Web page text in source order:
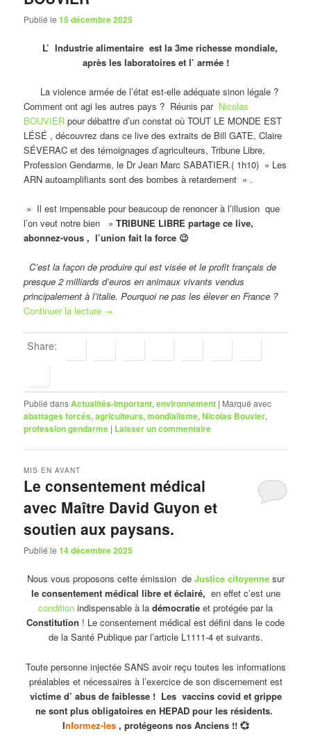
Publié le15 décembre 2025
L’ Industrie alimentaire est la 3me richesse mondiale,
après les laboratoires et l’ armée !
La violence armée de l’état est-elle adéquate sinon légale ?
Comment ont agi les autres pays ? Réunis par Nicolas
BOUVIER pour débattre d’un constat où TOUT LE MONDE EST
LÉSÉ , découvrez dans ce live des extraits de Bill GATE, Claire
SÉVERAC et des témoignages d’agriculteurs, Tribune Libre,
Profession Gendarme, le Dr Jean Marc SABATIER.( 1h10) » Les
ARN autoamplifiants sont des bombes à retardement » .
» Il est impensable pour beaucoup de renoncer à l’illusion que
l’on veut notre bien »TRIBUNE LIBRE partage ce live,
abonnez-vous , l’union fait la force 😉
C’est la façon de produire qui est visée et le profit français de
presque 2 milliards d’euros en animaux vivants vendus
principalement à l’italie. Pourquoi ne pas les élever en France ?
Continuer la lecture →
Share:
Publié dansActualités-Important,environnement | Marqué avec
abattages forcés,agriculteurs,mondialisme,Nicolas Bouvier,
profession gendarme | Laisser un commentaire
Le consentement médical
avec Maître David Guyon et
soutien aux paysans.
MIS EN AVANT
Publié le14 décembre 2025
Nous vous proposons cette émission deJustice citoyenne sur
le consentement médical libre et éclairé, en effet c’est une
condition indispensable à la démocratie et protégée par la
Constitution ! Le consentement médical est défini dans le code
de la Santé Publique par l’article L1111-4 et suivants.
Toute personne injectée SANS avoir reçu toutes les informations
préalables et nécessaires à l’exercice de son discernement est
victime d’ abus de faiblesse ! Les vaccins covid et grippe
ne sont plus obligatoires en HEPAD pour les résidents.
Informez-les, protégeons nos Anciens !! 💞